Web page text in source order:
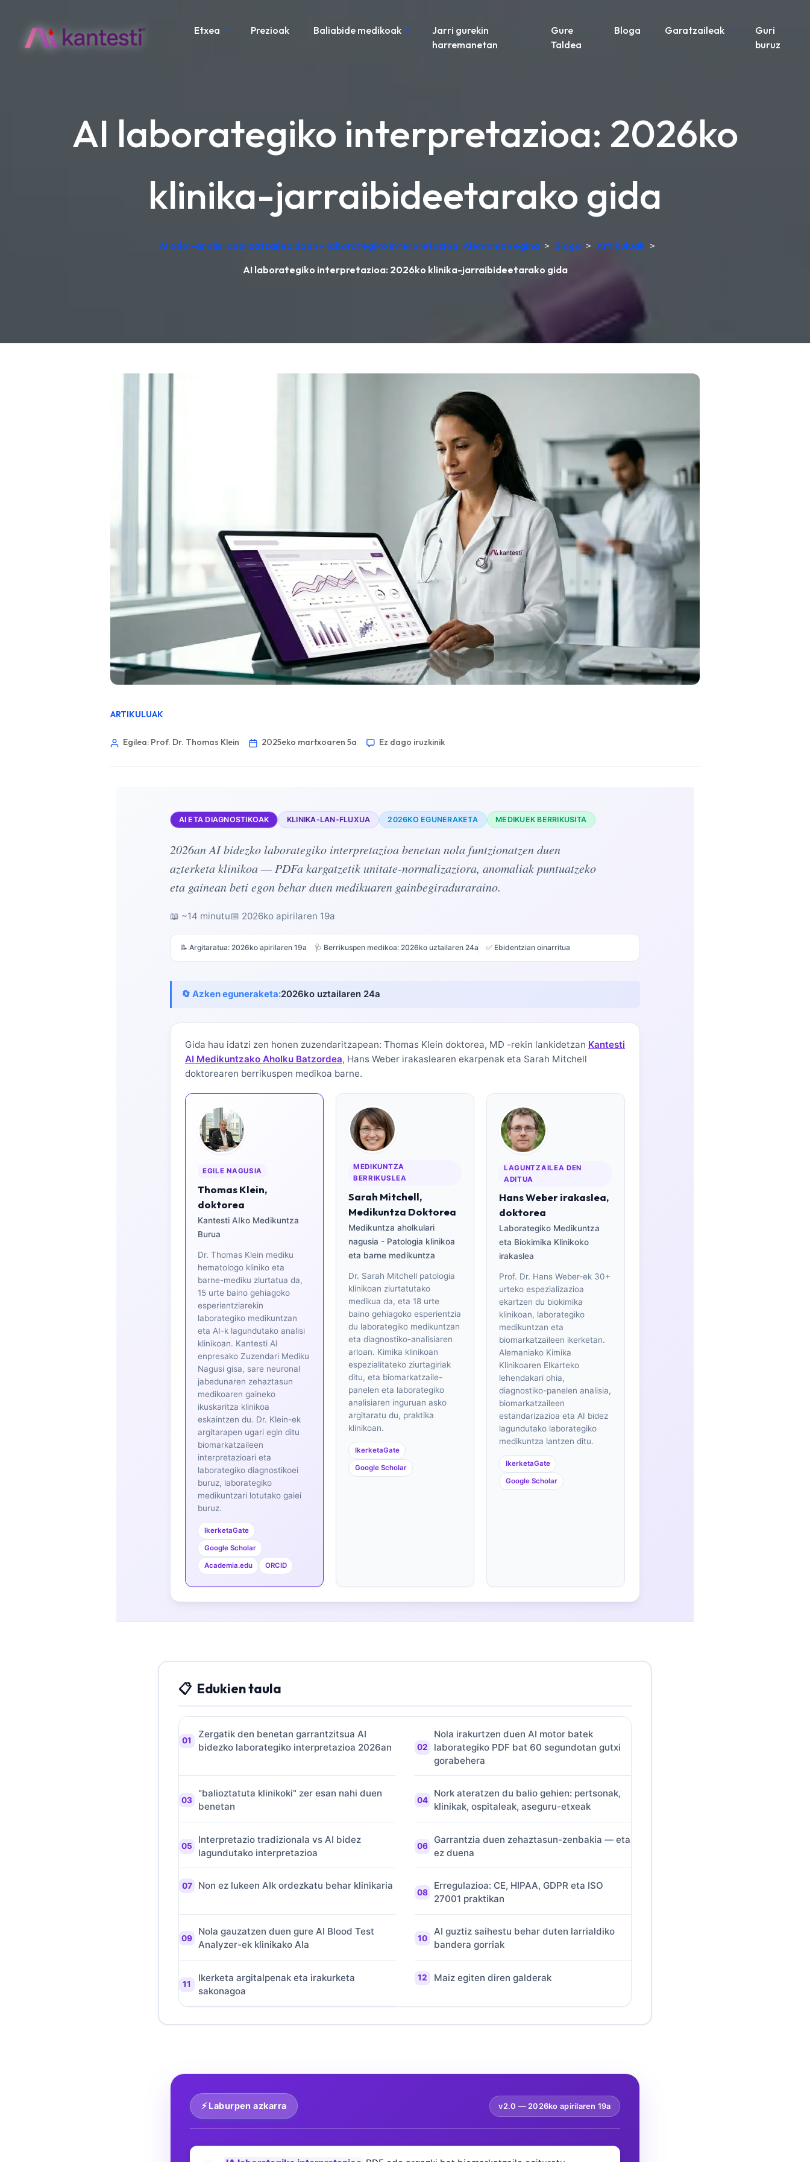
Etxea Prezioak Baliabide medikoak
Jarri gurekin
harremanetan
Gure
Taldea
Bloga Garatzaileak
Guri
buruz
AI laborategiko interpretazioa: 2026ko
klinika-jarraibideetarako gida
AI odol-analisi analizatzailea doan – laborategiko interpretazioa, Alemanian egina > Bloga > Artikuluak >
AI laborategiko interpretazioa: 2026ko klinika-jarraibideetarako gida
ARTIKULUAK
Egilea: Prof. Dr. Thomas Klein 2025eko martxoaren 5a Ez dago iruzkinik
AI ETA DIAGNOSTIKOAK KLINIKA-LAN-FLUXUA 2026KO EGUNERAKETA MEDIKUEK BERRIKUSITA
2026an AI bidezko laborategiko interpretazioa benetan nola funtzionatzen duen
azterketa klinikoa — PDFa kargatzetik unitate-normalizaziora, anomaliak puntuatzeko
eta gainean beti egon behar duen medikuaren gainbegiraduraraino.
📖 ~14 minutu📅 2026ko apirilaren 19a
📝 Argitaratua: 2026ko apirilaren 19a 🩺 Berrikuspen medikoa: 2026ko uztailaren 24a ✅ Ebidentzian oinarritua
🔄 Azken eguneraketa:2026ko uztailaren 24a
Gida hau idatzi zen honen zuzendaritzapean: Thomas Klein doktorea, MD -rekin lankidetzan Kantesti
AI Medikuntzako Aholku Batzordea, Hans Weber irakaslearen ekarpenak eta Sarah Mitchell
doktorearen berrikuspen medikoa barne.
EGILE NAGUSIA
Thomas Klein,
doktorea
Kantesti AIko Medikuntza
Burua
Dr. Thomas Klein mediku
hematologo kliniko eta
barne-mediku ziurtatua da,
15 urte baino gehiagoko
esperientziarekin
laborategiko medikuntzan
eta AI-k lagundutako analisi
klinikoan. Kantesti AI
enpresako Zuzendari Mediku
Nagusi gisa, sare neuronal
jabedunaren zehaztasun
medikoaren gaineko
ikuskaritza klinikoa
eskaintzen du. Dr. Klein-ek
argitarapen ugari egin ditu
biomarkatzaileen
interpretazioari eta
laborategiko diagnostikoei
buruz, laborategiko
medikuntzari lotutako gaiei
buruz.
IkerketaGate
Google Scholar
Academia.edu ORCID
MEDIKUNTZA
BERRIKUSLEA
Sarah Mitchell,
Medikuntza Doktorea
Medikuntza aholkulari
nagusia - Patologia klinikoa
eta barne medikuntza
Dr. Sarah Mitchell patologia
klinikoan ziurtatutako
medikua da, eta 18 urte
baino gehiagoko esperientzia
du laborategiko medikuntzan
eta diagnostiko-analisiaren
arloan. Kimika klinikoan
espezialitateko ziurtagiriak
ditu, eta biomarkatzaile-
panelen eta laborategiko
analisiaren inguruan asko
argitaratu du, praktika
klinikoan.
IkerketaGate
Google Scholar
LAGUNTZAILEA DEN
ADITUA
Hans Weber irakaslea,
doktorea
Laborategiko Medikuntza
eta Biokimika Klinikoko
irakaslea
Prof. Dr. Hans Weber-ek 30+
urteko espezializazioa
ekartzen du biokimika
klinikoan, laborategiko
medikuntzan eta
biomarkatzaileen ikerketan.
Alemaniako Kimika
Klinikoaren Elkarteko
lehendakari ohia,
diagnostiko-panelen analisia,
biomarkatzaileen
estandarizazioa eta AI bidez
lagundutako laborategiko
medikuntza lantzen ditu.
IkerketaGate
Google Scholar
Edukien taula
Zergatik den benetan garrantzitsua AI
bidezko laborategiko interpretazioa 2026an
Nola irakurtzen duen AI motor batek
laborategiko PDF bat 60 segundotan gutxi
gorabehera
"balioztatuta klinikoki" zer esan nahi duen
benetan
Nork ateratzen du balio gehien: pertsonak,
klinikak, ospitaleak, aseguru-etxeak
Interpretazio tradizionala vs AI bidez
lagundutako interpretazioa
Garrantzia duen zehaztasun-zenbakia — eta
ez duena
Non ez lukeen AIk ordezkatu behar klinikaria
Erregulazioa: CE, HIPAA, GDPR eta ISO
27001 praktikan
Nola gauzatzen duen gure AI Blood Test
Analyzer-ek klinikako AIa
AI guztiz saihestu behar duten larrialdiko
bandera gorriak
Ikerketa argitalpenak eta irakurketa
sakonagoa
Maiz egiten diren galderak
⚡ Laburpen azkarra v2.0 — 2026ko apirilaren 19a